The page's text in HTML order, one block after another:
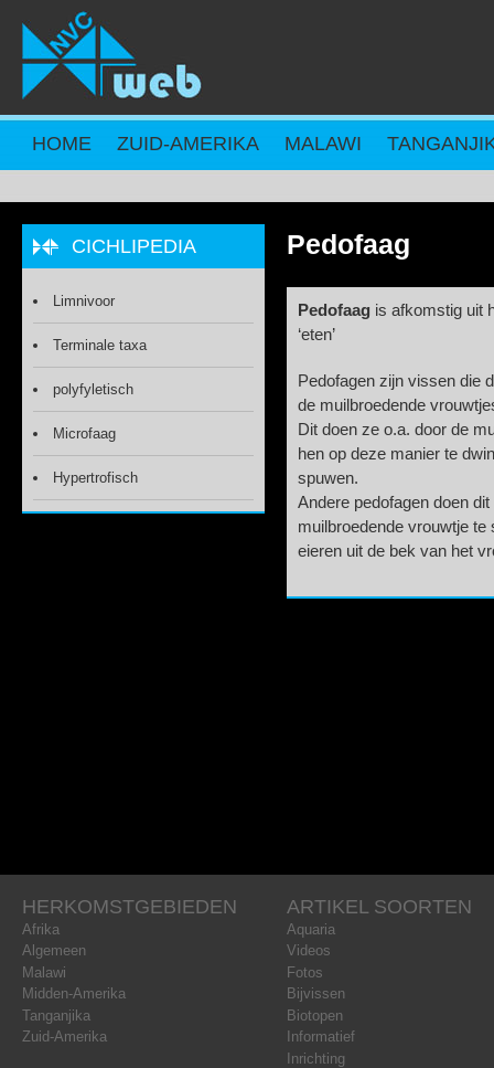
Overslaan en naar de inhoud gaan
HOME ZUID-AMERIKA MALAWI
Pedofaag
Pedofaag is afkomstig uit
‘eten’
Pedofagen zijn vissen die
de muilbroedende
Dit doen ze o.a. door de
hen op deze manier te
spuwen.
Andere pedofagen doen
muilbroedende vrouwtje te
eieren uit de bek van het
CICHLIPEDIA
Limnivoor
Terminale taxa
polyfyletisch
Microfaag
Hypertrofisch
HERKOMSTGEBIEDEN
Afrika
Algemeen
Malawi
Midden-Amerika
Tanganjika
Zuid-Amerika
ARTIKEL SOORTEN
Aquaria
Videos
Fotos
Bijvissen
Biotopen
Informatief
Inrichting